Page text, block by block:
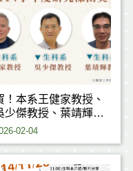
！本系王健家教授、
少傑教授、葉靖輝教
榮獲 114學年度研究
02-04